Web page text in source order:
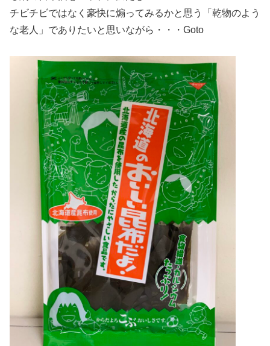
チビチビではなく豪快に煽ってみるかと思う「乾物のよう
な老人」でありたいと思いながら・・・Goto